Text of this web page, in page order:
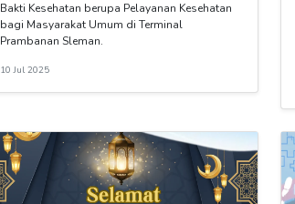
Bakti Kesehatan berupa Pelayanan Kesehatan
bagi Masyarakat Umum di Terminal
Prambanan Sleman.
10 Jul 2025